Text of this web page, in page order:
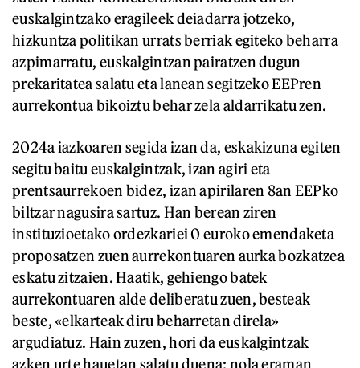
euskalgintzako eragileek deiadarra jotzeko,
hizkuntza politikan urrats berriak egiteko beharra
azpimarratu, euskalgintzan pairatzen dugun
prekaritatea salatu eta lanean segitzeko EEPren
aurrekontua bikoiztu behar zela aldarrikatu zen.
2024a iazkoaren segida izan da, eskakizuna egiten
segitu baitu euskalgintzak, izan agiri eta
prentsaurrekoen bidez, izan apirilaren 8an EEPko
biltzar nagusira sartuz. Han berean ziren
instituzioetako ordezkariei 0 euroko emendaketa
proposatzen zuen aurrekontuaren aurka bozkatzea
eskatu zitzaien. Haatik, gehiengo batek
aurrekontuaren alde deliberatu zuen, besteak
beste, «elkarteak diru beharretan direla»
argudiatuz. Hain zuzen, hori da euskalgintzak
azken urte hauetan salatu duena: nola eraman